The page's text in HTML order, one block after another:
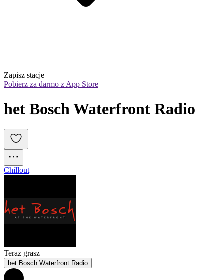
Zapisz stacje
Pobierz za darmo z App Store
het Bosch Waterfront Radio
Chillout
Teraz grasz
het Bosch Waterfront Radio